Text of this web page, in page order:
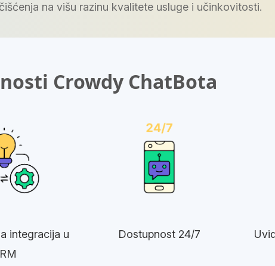
na višu razinu kvalitete usluge i učinkovitosti.
Crowdy ChatBota
integracija u
Dostupnost 24/7